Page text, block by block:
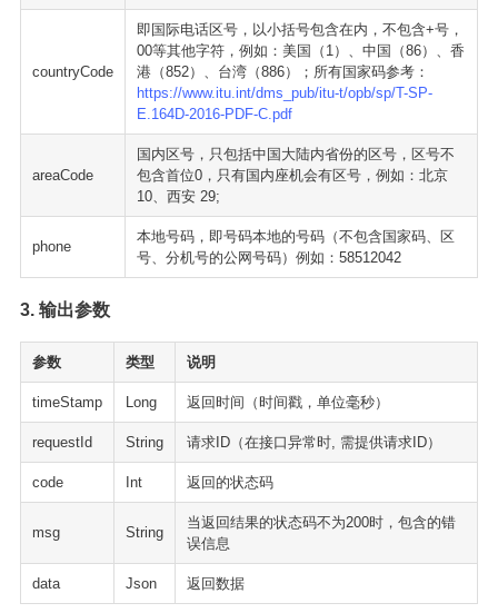
countryCode
即国际电话区号，以小括号包含在内，不包含+号，
00等其他字符，例如：美国（1）、中国（86）、香
港（852）、台湾（886）；所有国家码参考：
https://www.itu.int/dms_pub/itu-t/opb/sp/T-SP-
E.164D-2016-PDF-C.pdf
areaCode
国内区号，只包括中国大陆内省份的区号，区号不
包含首位0，只有国内座机会有区号，例如：北京
10、西安 29;
phone
本地号码，即号码本地的号码（不包含国家码、区
号、分机号的公网号码）例如：58512042
3. 输出参数
参数 类型 说明
timeStamp Long 返回时间（时间戳，单位毫秒）
requestId String 请求ID（在接口异常时, 需提供请求ID）
code Int 返回的状态码
msg String
当返回结果的状态码不为200时，包含的错
误信息
data Json 返回数据